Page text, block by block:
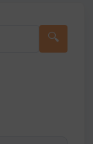
🔍